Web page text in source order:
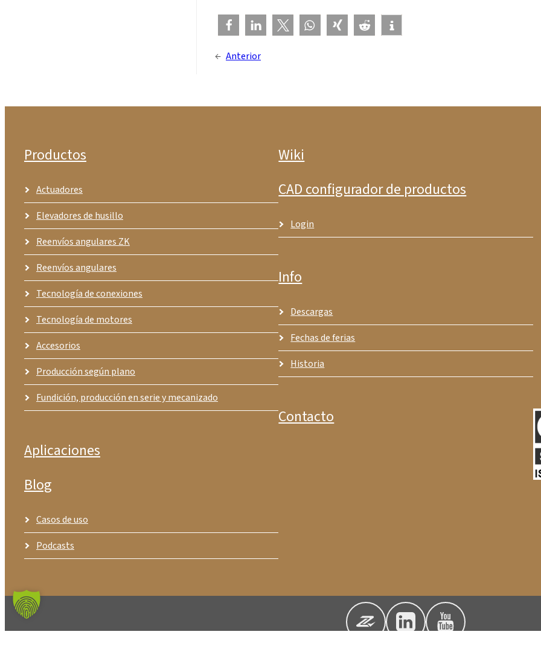
← Anterior
Productos
Actuadores
Elevadores de husillo
Reenvíos angulares ZK
Reenvíos angulares
Tecnología de conexiones
Tecnología de motores
Accesorios
Producción según plano
Fundición, producción en serie y mecanizado
Aplicaciones
Blog
Casos de uso
Podcasts
Wiki
CAD configurador de productos
Login
Info
Descargas
Fechas de ferias
Historia
Contacto